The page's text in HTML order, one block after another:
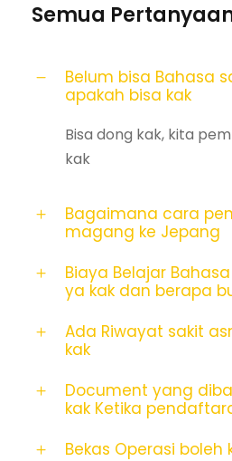
Semua
Belum bisa Bahasa
apakah bisa kak
Bisa dong kak, kita
kak
Bagaimana cara
magang ke Jepang
Biaya Belajar
ya kak dan berapa
Ada Riwayat sakit
kak
Document yang
kak Ketika
Bekas Operasi boleh